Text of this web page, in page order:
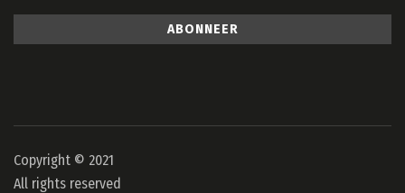
Copyright © 2021
All rights reserved